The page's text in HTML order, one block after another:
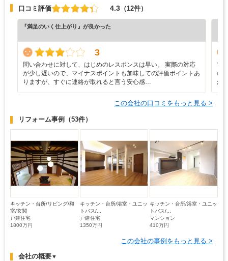
口コミ評価 4.3 （12件）
『満足のいく仕上がり』が良かった
3
問い合わせに対して、はじめのレスポンスは早い。 実際の対応
が少し遅いので、マイナスポイントも加味しての評価ポイントあ
りますが、すぐに連絡が取れると言う安心感…
営
の3
が
この会社の口コミをもっと見る >
リフォーム事例 （53件）
キッチン・台所/リビング/和
室/玄関
戸建住宅
1800万円
キッチン・台所/浴室・ユニッ
トバス/...
戸建住宅
1350万円
キッチン・台所/浴室・ユニッ
トバス/...
マンション
410万円
この会社の事例をもっと見る >
会社の概要▼